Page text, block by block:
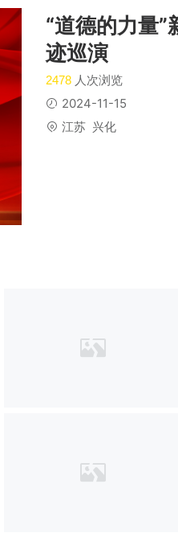
“道德的力量
迹巡演
2478 人次浏览
2024-11-15
江苏  兴化